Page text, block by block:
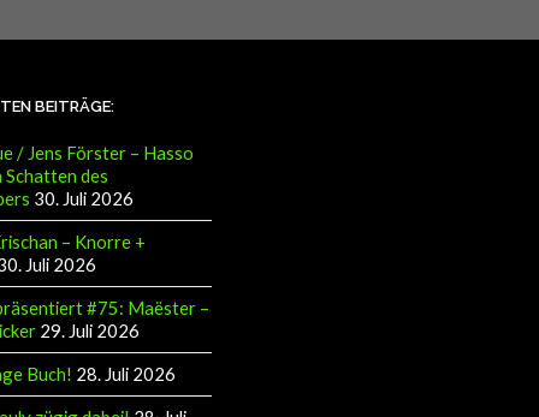
BEITRÄGE:
/ Jens Förster – Hasso
Schatten des
30. Juli 2026
– Knorre +
Juli 2026
#75: Maëster –
29. Juli 2026
Buch! 28. Juli 2026